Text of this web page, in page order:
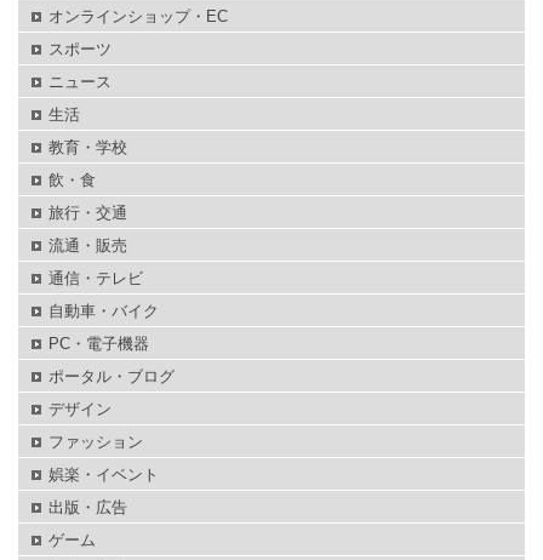
オンラインショップ・EC
スポーツ
ニュース
生活
教育・学校
飲・食
旅行・交通
流通・販売
通信・テレビ
自動車・バイク
PC・電子機器
ポータル・ブログ
デザイン
ファッション
娯楽・イベント
出版・広告
ゲーム